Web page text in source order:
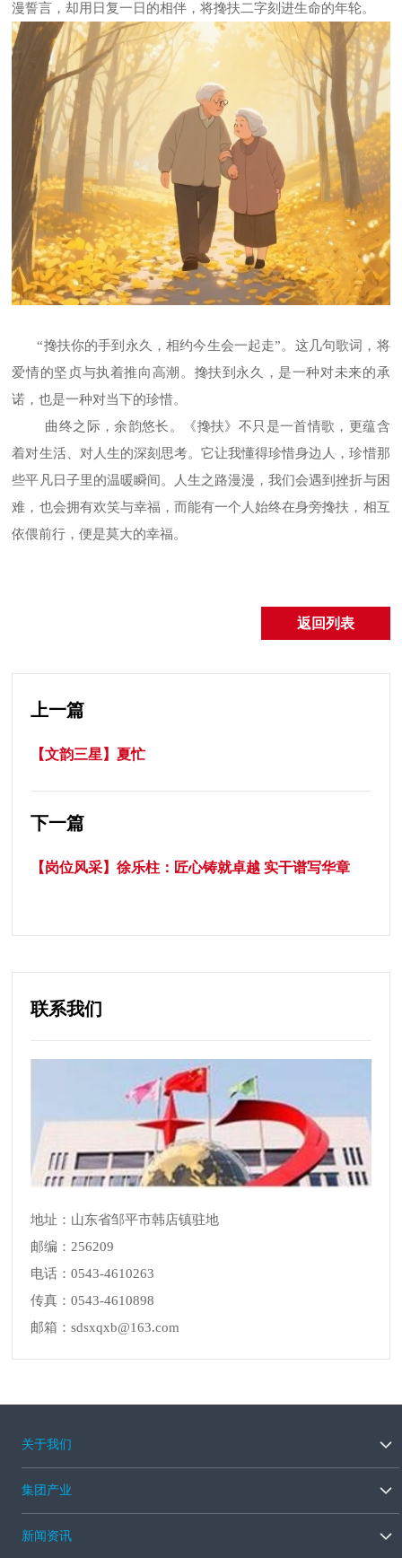
漫誓言，却用日复一日的相伴，将搀扶二字刻进生命的年轮。
“搀扶你的手到永久，相约今生会一起走”。这几句歌词，将
爱情的坚贞与执着推向高潮。搀扶到永久，是一种对未来的承
诺，也是一种对当下的珍惜。
曲终之际，余韵悠长。《搀扶》不只是一首情歌，更蕴含
着对生活、对人生的深刻思考。它让我懂得珍惜身边人，珍惜那
些平凡日子里的温暖瞬间。人生之路漫漫，我们会遇到挫折与困
难，也会拥有欢笑与幸福，而能有一个人始终在身旁搀扶，相互
依偎前行，便是莫大的幸福。
返回列表
上一篇
【文韵三星】夏忙
下一篇
【岗位风采】徐乐柱：匠心铸就卓越 实干谱写华章
联系我们
地址：山东省邹平市韩店镇驻地
邮编：256209
电话：0543-4610263
传真：0543-4610898
邮箱：sdsxqxb@163.com
关于我们
集团产业
新闻资讯